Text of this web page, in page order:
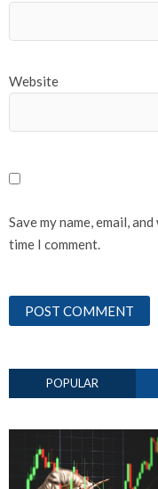
Website
Save my name, email,
time I comment.
POPULAR